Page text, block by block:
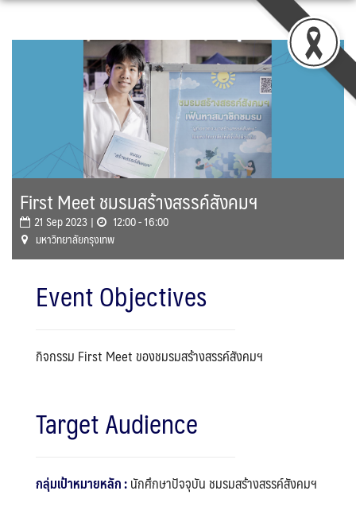
Skip
First Meet ชมรมสร้างสรรค์สังคมฯ
21 Sep 2023 |
12:00 - 16:00
มหาวิทยาลัยกรุงเทพ
Event Objectives
กิจกรรม First Meet ของชมรมสร้างสรรค์สังคมฯ
Target Audience
กลุ่มเป้าหมายหลัก :นักศึกษาปัจจุบัน ชมรมสร้างสรรค์สังคมฯ